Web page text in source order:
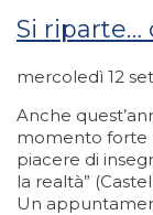
Si riparte…
mercoledì 12
Anche
momento forte
piacere di
la realtà”
Un